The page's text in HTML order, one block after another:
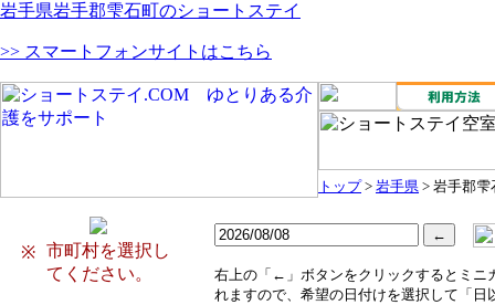
岩手県岩手郡雫石町のショートステイ
>> スマートフォンサイトはこちら
トップ> 岩手県 > 岩手郡雫
※
市町村を選択し
てください。
右上の「←」ボタンをクリックするとミニ
れますので、希望の日付けを選択して「日